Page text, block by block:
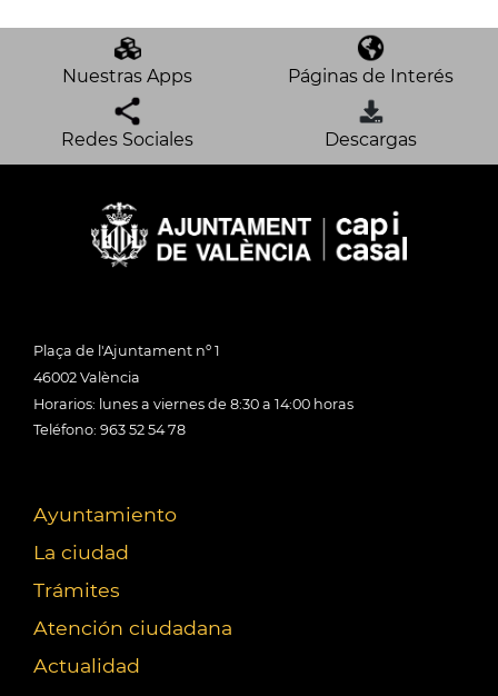
Nuestras Apps Páginas de Interés
Redes Sociales Descargas
Plaça de l'Ajuntament nº 1
46002 València
Horarios: lunes a viernes de 8:30 a 14:00 horas
Teléfono: 963 52 54 78
Ayuntamiento
La ciudad
Trámites
Atención ciudadana
Actualidad